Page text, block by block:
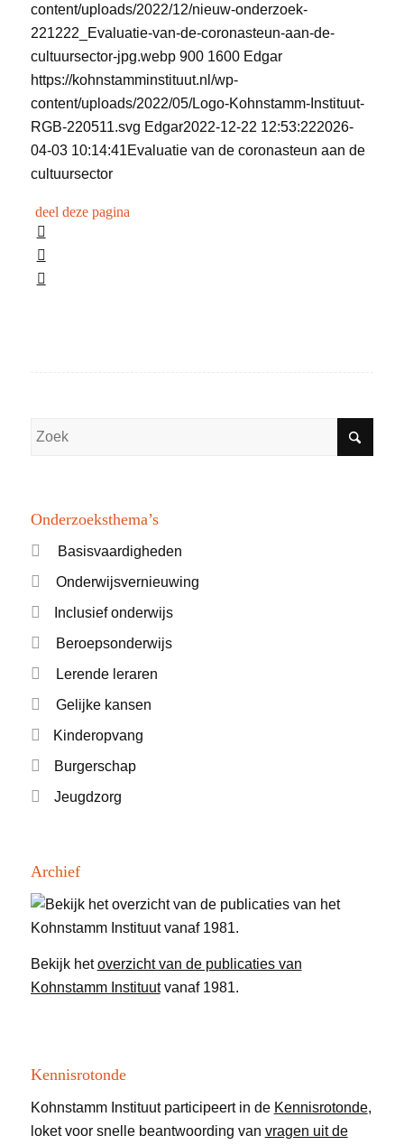
content/uploads/2022/12/nieuw-onderzoek-
221222_Evaluatie-van-de-coronasteun-aan-de-
cultuursector-jpg.webp 900 1600 Edgar
https://kohnstamminstituut.nl/wp-
content/uploads/2022/05/Logo-Kohnstamm-Instituut-
RGB-220511.svg Edgar2022-12-22 12:53:222026-
04-03 10:14:41Evaluatie van de coronasteun aan de
cultuursector
deel deze pagina
Onderzoeksthema’s
Basisvaardigheden
Onderwijsvernieuwing
Inclusief onderwijs
Beroepsonderwijs
Lerende leraren
Gelijke kansen
Kinderopvang
Burgerschap
Jeugdzorg
Archief
Bekijk hetoverzicht van de publicaties van
Kohnstamm Instituutvanaf 1981.
Kennisrotonde
Kohnstamm Instituut participeert in de Kennisrotonde,
loket voor snelle beantwoording van vragen uit de